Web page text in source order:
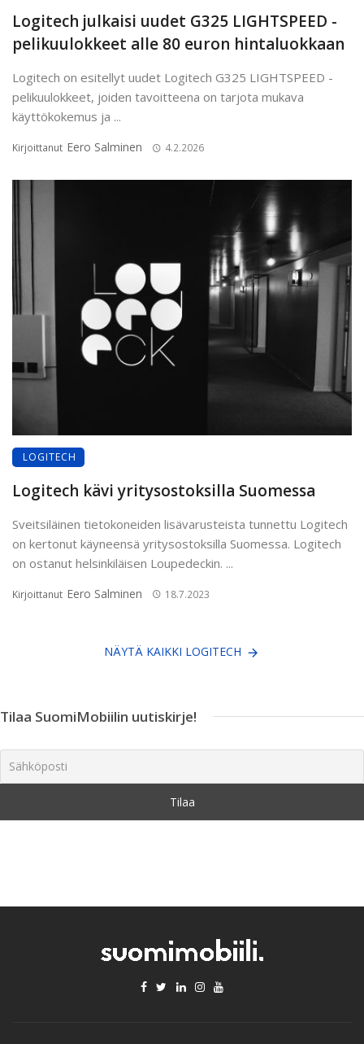
Logitech julkaisi uudet G325 LIGHTSPEED -
pelikuulokkeet alle 80 euron hintaluokkaan
Logitech on esitellyt uudet Logitech G325 LIGHTSPEED -
pelikuulokkeet, joiden tavoitteena on tarjota mukava
käyttökokemus ja ...
Kirjoittanut Eero Salminen 4.2.2026
LOGITECH
Logitech kävi yritysostoksilla Suomessa
Sveitsiläinen tietokoneiden lisävarusteista tunnettu Logitech
on kertonut käyneensä yritysostoksilla Suomessa. Logitech
on ostanut helsinkiläisen Loupedeckin. ...
Kirjoittanut Eero Salminen 18.7.2023
NÄYTÄ KAIKKI LOGITECH
Tilaa SuomiMobiilin uutiskirje!